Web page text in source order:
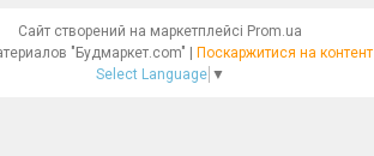
Сайт створений на маркетплейсі Prom.ua
Интернет - магазин строительных материалов "Будмаркет.com" | Поскаржитися на контент
Select Language ▼